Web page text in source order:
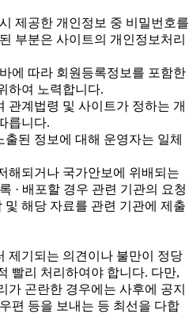
제공한 개인정보 중 비밀번호를
부분은 사이트의 개인정보처리
에 따라 회원등록정보를 포함한
하여 노력합니다.
관계법령 및 사이트가 정하는 개
릅니다.
된 정보에 대해 운영자는 일체
해되거나 국가안보에 위배되는
· 배포할 경우 관련 기관의 요청
해당 자료를 관련 기관에 제출
기되는 의견이나 불만이 정당
빨리 처리하여야 합니다. 다만,
가 곤란한 경우에는 사후에 공지
편 등을 보내는 등 최선을 다합